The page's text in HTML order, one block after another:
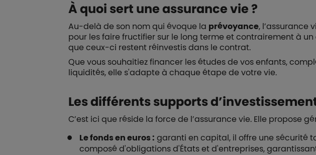
À quoi sert une assurance vie ?
Au-delà de son nom qui évoque la prévoyance, l’assurance
pour les faire fructifier sur le long terme et contrairement à un
que ceux-ci restent réinvestis dans le contrat.
Que vous souhaitiez financer les études de vos enfants,
liquidités, elle s'adapte à chaque étape de votre vie.
Les différents supports
C’est ici que réside la force de l’assurance vie. Elle propose
Le fonds en euros : garanti en capital, il offre une sécurité
composé d'obligations d'États et d'entreprises,